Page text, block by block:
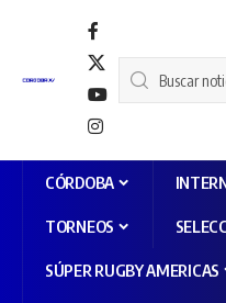
CÓRDOBA
TORNEOS
SÚPER RUGBY AMERICAS